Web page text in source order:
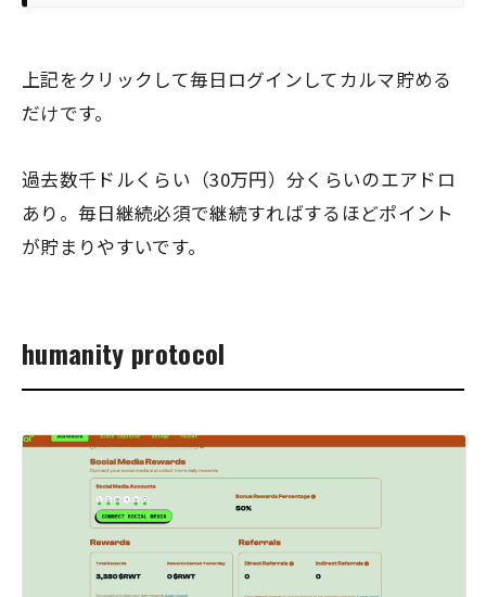
上記をクリックして毎日ログインしてカルマ貯める
だけです。
過去数千ドルくらい（30万円）分くらいのエアドロ
あり。毎日継続必須で継続すればするほどポイント
が貯まりやすいです。
humanity protocol